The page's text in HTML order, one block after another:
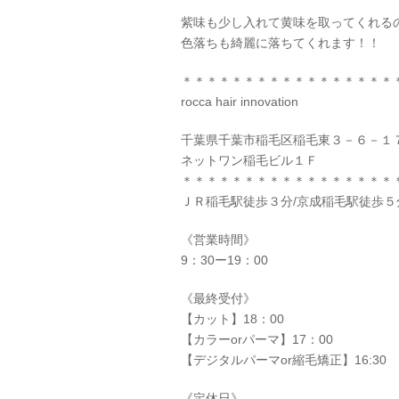
紫味も少し入れて黄味を取ってくれる
色落ちも綺麗に落ちてくれます！！
＊＊＊＊＊＊＊＊＊＊＊＊＊＊＊＊＊
rocca hair innovation
千葉県千葉市稲毛区稲毛東３－６－１
ネットワン稲毛ビル１Ｆ
＊＊＊＊＊＊＊＊＊＊＊＊＊＊＊＊＊
ＪＲ稲毛駅徒歩３分/京成稲毛駅徒歩５
《営業時間》
9：30ー19：00
《最終受付》
【カット】18：00
【カラーorパーマ】17：00
【デジタルパーマor縮毛矯正】16:30